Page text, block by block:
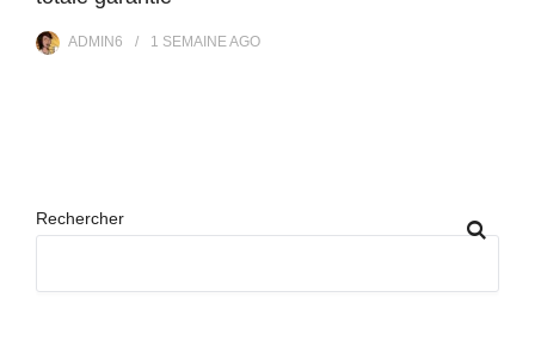
ADMIN6 1 SEMAINEAGO
Rechercher